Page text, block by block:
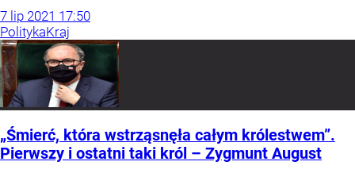
7 lip 2021 17:50
PolitykaKraj
„Śmierć, która wstrząsnęła całym królestwem”.
Pierwszy i ostatni taki król – Zygmunt August